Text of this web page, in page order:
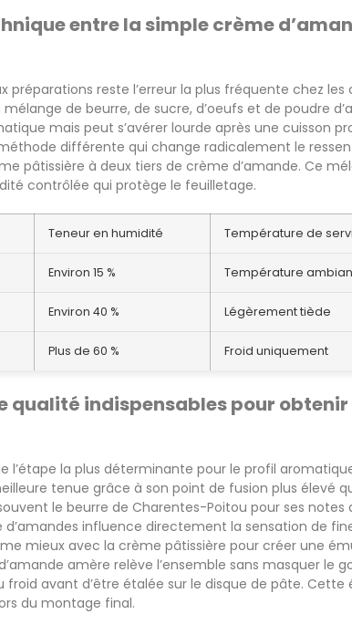
entre la simple crème
préparations reste l’erreur la plus fréquente chez
de beurre, de sucre, d’oeufs et de poudre
mais peut s’avérer lourde après une cuisson
différente qui change radicalement le
pâtissière à deux tiers de crème d’amande. Ce
contrôlée qui protège le feuilletage.
Teneur en humidité Température de
Environ 15 % Température
Environ 40 % Légèrement tiède
Plus de 60 % Froid uniquement
qualité indispensables pour
l’étape la plus déterminante pour le profil
tenue grâce à son point de fusion plus élevé
le beurre de Charentes-Poitou pour ses
influence directement la sensation de
mieux avec la crème pâtissière pour créer une
amère relève l’ensemble sans masquer le
avant d’être étalée sur le disque de pâte. Cette
du montage final.